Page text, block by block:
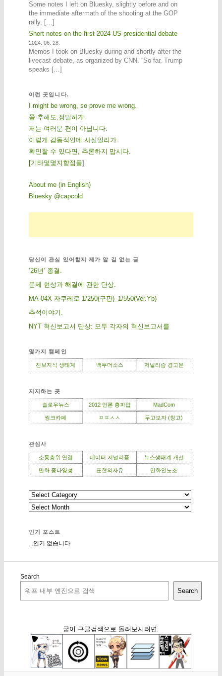
Some notes I left on Bluesky, slightly before and on
the immediate aftermath of the shooting at the GOP
rally, […]
Short notes on the first 2024 US presidential debate
2024. 06. 28.
Memos I took on Bluesky during and shortly after the
livecast debate, as organized by CNN. “So far, Trump
speaks […]
이런 곳입니다.
I might be wrong, so prove me wrong.
쫌 추해도,정밀하게.
저는 여러분 편이 아닙니다.
이렇게 감동적인데 사실일리가.
확인할 수 있다면, 추론하지 맙시다.
[기 타몇 몇 지 향점 들]
About me (in English)
Bluesky @capcold
당신이 관심 있어할지 제가 알 길 없는 글
’26년’ 종결.
문제 현상과 해결에 관한 단상.
MA-04X 자쿠레로 1/250(구판)_1/550(Ver.Yb)
추석이야기.
NYT 혁신보고서 단상: 모두 각자의 혁신보고서를
몇가지 캠페인
진보지식 생태계 백투더소스 저널리즘 경고문
지지하는 곳
슬로우뉴스 2012 언론 총파업 MadCom
씽크카페 ㅍㅍㅅㅅ 두고보자 (창고)
관심사
소통층위 연결 데이터 저널리즘 뉴스생태계 개선
만화 종다양성 표현의자유 만화인노조
인기 포스트
...인기 없습니다
Search
Search
굳이 구글검색으로 돌려보시려면: